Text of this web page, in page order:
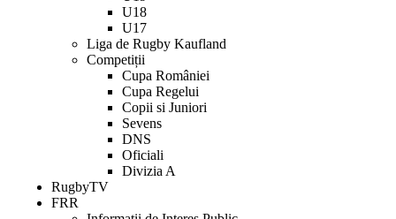
U18
U17
Liga de Rugby Kaufland
Competiții
Cupa României
Cupa Regelui
Copii si Juniori
Sevens
DNS
Oficiali
Divizia A
RugbyTV
FRR